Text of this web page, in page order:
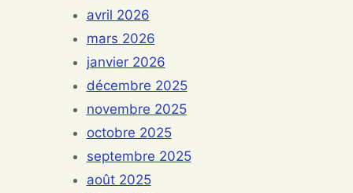
avril 2026
mars 2026
janvier 2026
décembre 2025
novembre 2025
octobre 2025
septembre 2025
août 2025